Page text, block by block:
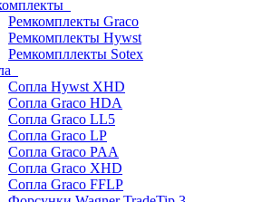
Ремкомплекты Graco
Ремкомплекты Hywst
Ремкомпллекты Sotex
Сопла Hywst XHD
Сопла Graco HDA
Сопла Graco LL5
Сопла Graco LP
Сопла Graco PAA
Сопла Graco XHD
Сопла Graco FFLP